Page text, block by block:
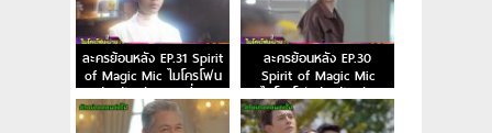
ละครย้อนหลัง EP.31 Spirit
of Magic Mic ไมโครโฟน
ม่วนป่วนรัก ตอนที่ 31
ละครย้อนหลัง EP.30
Spirit of Magic Mic
ไมโครโฟนม่วนป่วนรัก
ตอนที่ 30